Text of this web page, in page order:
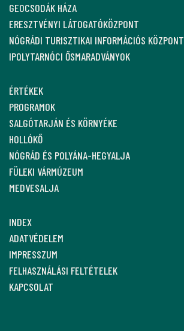
GEOCSODÁK HÁZA
ERESZTVÉNYI LÁTOGATÓKÖZPONT
NÓGRÁDI TURISZTIKAI INFORMÁCIÓS KÖZPONT
IPOLYTARNÓCI ŐSMARADVÁNYOK
ÉRTÉKEK
PROGRAMOK
SALGÓTARJÁN ÉS KÖRNYÉKE
HOLLÓKŐ
NÓGRÁD ÉS POLYÁNA-HEGYALJA
FÜLEKI VÁRMÚZEUM
MEDVESALJA
INDEX
ADATVÉDELEM
IMPRESSZUM
FELHASZNÁLÁSI FELTÉTELEK
KAPCSOLAT